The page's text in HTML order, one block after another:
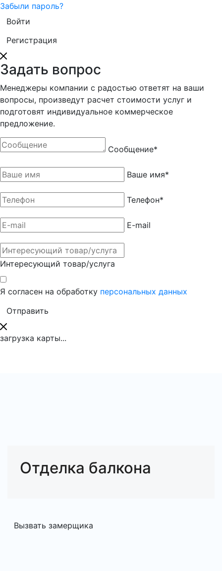
Забыли пароль?
Регистрация
Задать вопрос
Менеджеры компании с радостью ответят на ваши
вопросы, произведут расчет стоимости услуг и
подготовят индивидуальное коммерческое
предложение.
Сообщение*
Ваше имя*
Телефон*
E-mail
Интересующий товар/услуга
Я согласен на обработку персональных данных
загрузка карты...
Отделка балкона
Вызвать замерщика